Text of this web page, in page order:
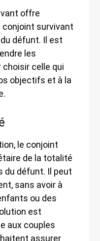
offre
survivant
défunt. Il est
les
celle qui
objectifs et à la
le conjoint
de la totalité
du défunt. Il peut
sans avoir à
ou des
est
aux couples
assurer